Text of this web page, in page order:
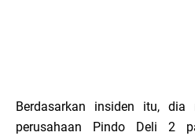
Berdasarkan insiden itu, dia
perusahaan Pindo Deli 2